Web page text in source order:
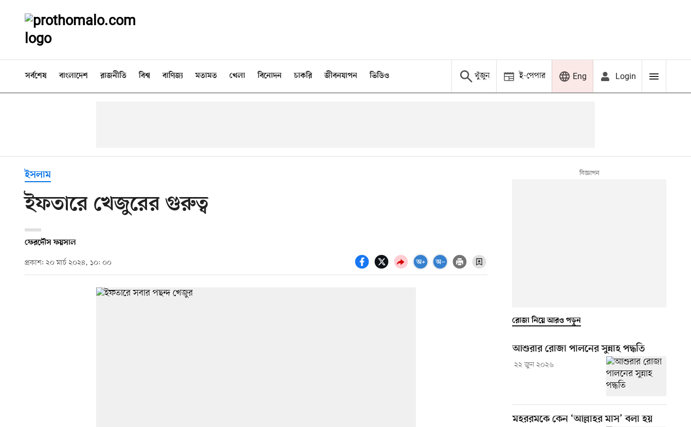
সর্বশেষ বাংলাদেশ রাজনীতি বিশ্ব বাণিজ্য মতামত খেলা বিনোদন চাকরি জীবনযাপন ভিডিও খুঁজুন ই-পেপার Eng Login
ইসলাম
ইফতারে খেজুরের গুরুত্ব
ফেরদৌস ফয়সাল
প্রকাশ: ২০ মার্চ ২০২৪, ১০: ০০
রোজা নিয়ে আরও পড়ুন
আশুরার রোজা পালনের সুন্নাহ পদ্ধতি
২২ জুন ২০২৬
মহররমকে কেন ‘আল্লাহর মাস’ বলা হয়